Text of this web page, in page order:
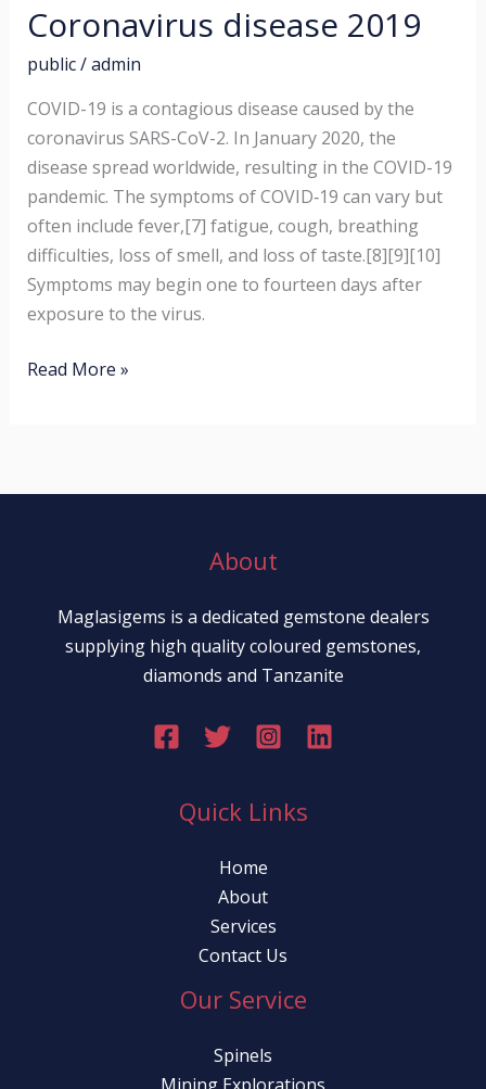
Coronavirus disease 2019
public/admin
COVID-19 is a contagious disease caused by the
coronavirus SARS-CoV-2. In January 2020, the
disease spread worldwide, resulting in the COVID-19
pandemic. The symptoms of COVID‑19 can vary but
often include fever,[7] fatigue, cough, breathing
difficulties, loss of smell, and loss of taste.[8][9][10]
Symptoms may begin one to fourteen days after
exposure to the virus.
Coronavirus
2019
Read More »
About
Maglasigems is a dedicated gemstone dealers
supplying high quality coloured gemstones,
diamonds and Tanzanite
Quick Links
Home
About
Services
Contact Us
Our Service
Spinels